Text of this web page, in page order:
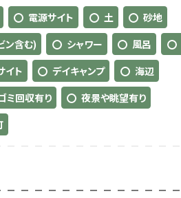
電源サイト 土
砂地
ン含む)
シャワー 風呂
イト デイキャンプ
海辺
ミ回収有り
夜景や眺望有り